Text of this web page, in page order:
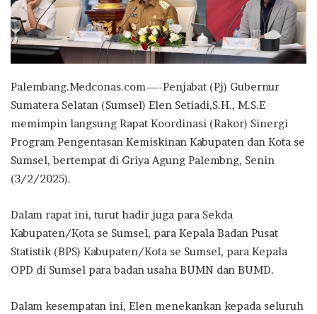
Palembang.Medconas.com—-Penjabat (Pj) Gubernur
Sumatera Selatan (Sumsel) Elen Setiadi,S.H., M.S.E
memimpin langsung Rapat Koordinasi (Rakor) Sinergi
Program Pengentasan Kemiskinan Kabupaten dan Kota se
Sumsel, bertempat di Griya Agung Palembng, Senin
(3/2/2025).
Dalam rapat ini, turut hadir juga para Sekda
Kabupaten/Kota se Sumsel, para Kepala Badan Pusat
Statistik (BPS) Kabupaten/Kota se Sumsel, para Kepala
OPD di Sumsel para badan usaha BUMN dan BUMD.
Dalam kesempatan ini, Elen menekankan kepada seluruh